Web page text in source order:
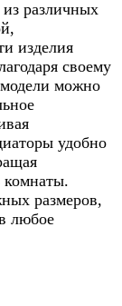
различных
изделия
своему
можно
удобно
комнаты.
размеров,
любое